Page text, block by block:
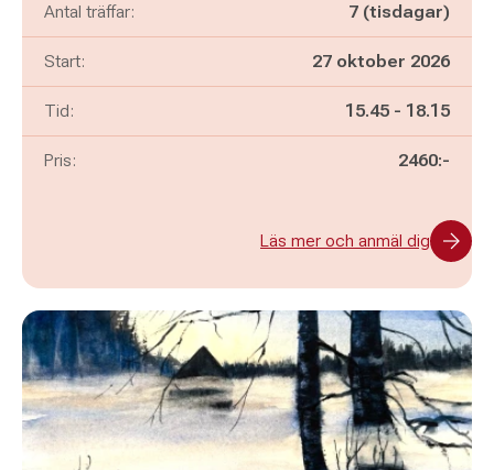
Antal träffar: 7 (tisdagar)
Start: 27 oktober 2026
Tid: Pågår mellan
15.45 - och
18.15
Pris: 2460:-
Läs mer och anmäl dig